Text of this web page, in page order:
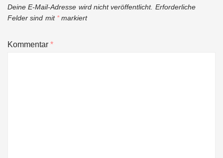
Deine E-Mail-Adresse wird nicht veröffentlicht. Erforderliche
Felder sind mit *markiert
Kommentar*